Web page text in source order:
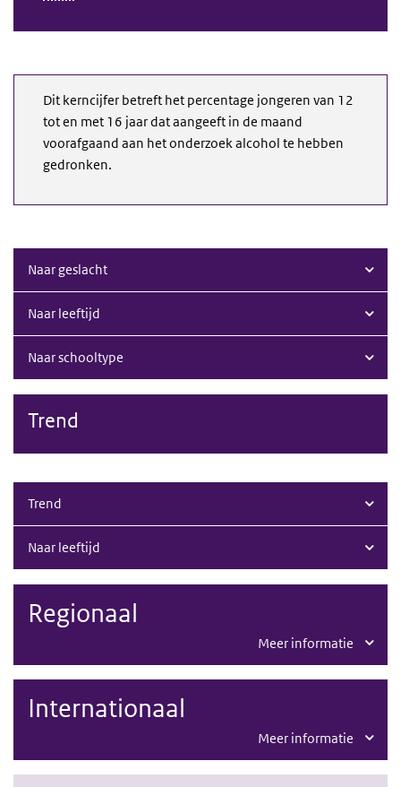
Dit kerncijfer betreft het percentage jongeren van 12
tot en met 16 jaar dat aangeeft in de maand
voorafgaand aan het onderzoek alcohol te hebben
gedronken.
Naar geslacht
Naar leeftijd
Naar schooltype
Trend
Trend
Naar leeftijd
Regionaal
Meer informatie
Internationaal
Meer informatie